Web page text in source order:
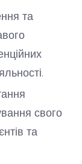
та
свого
та